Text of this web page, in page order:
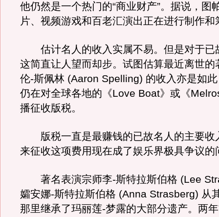
他仍然是一个热门的“商业财产”。据说，图
片、视频游戏和百老汇演出正在进行制作和
估计名人的收入实属不易。但是对于已
这简直让人望而却步。试图估算最近离世的
伦-斯佩林 (Aaron Spelling) 的收入亦是如
仍在对全球各地的《Love Boat》或《
播征收版税。
版税一直是最赚钱的已故名人的主要收
来征收这项费用现在成了娱乐界极具争议的
著名表演宗师李-斯特拉斯伯格 (Lee
孀安娜-斯特拉斯伯格 (Anna Strasberg) 从
那里继承了玛丽莲-梦露的大部分遗产。两